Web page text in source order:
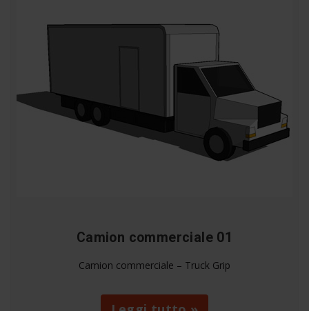
Camion commerciale 01
Camion commerciale – Truck Grip